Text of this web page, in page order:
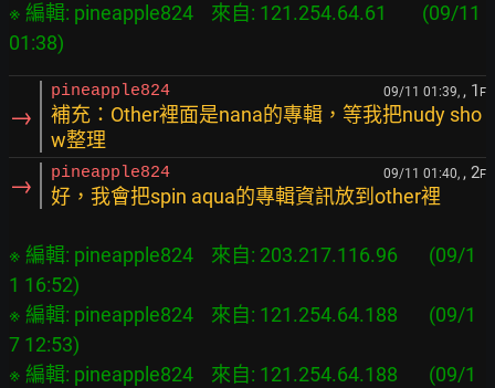
※ 編輯: pineapple824    來自: 121.254.64.61        (09/11
→
pineapple824 09/11 01:39, , 1 F
補充：Other裡面是nana的專輯，等我把nudy sho
w整理
→ pineapple824 09/11 01:40, , 2F
好，我會把spin aqua的專輯資訊放到other裡
※ 編輯: pineapple824    來自: 203.217.116.96       (09/1
1 16:52)
※ 編輯: pineapple824    來自: 121.254.64.188       (09/1
7 12:53)
※ 編輯: pineapple824    來自: 121.254.64.188       (09/1